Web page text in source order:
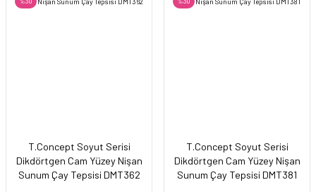
T.Concept Soyut Serisi
Dikdörtgen Cam Yüzey Nişan
Sunum Çay Tepsisi DMT362
T.Concept Soyut Serisi
Dikdörtgen Cam Yüzey Nişan
Sunum Çay Tepsisi DMT381